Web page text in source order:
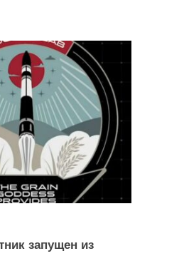
запущен из